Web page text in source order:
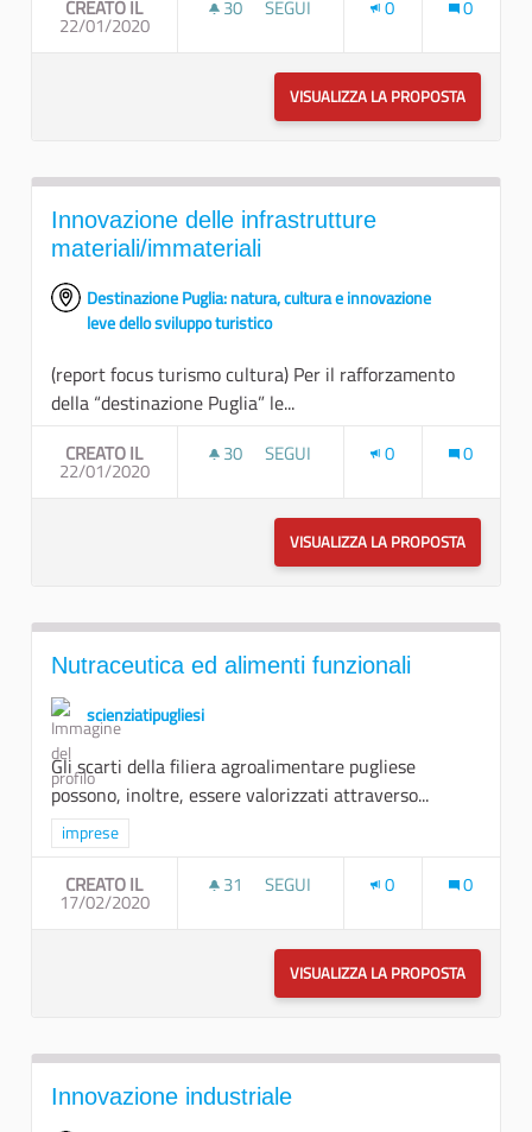
CREATO IL
22/01/2020
30 30 SOSTENITORI
SEGUI 0 0
VISUALIZZA LA PROPOSTA
Innovazione delle infrastrutture
materiali/immateriali
Destinazione Puglia: natura, cultura e innovazione
leve dello sviluppo turistico
(report focus turismo cultura) Per il rafforzamento
della “destinazione Puglia” le...
CREATO IL
22/01/2020
30 30 SOSTENITORI
SEGUI 0 0
VISUALIZZA LA PROPOSTA
Nutraceutica ed alimenti funzionali
scienziatipugliesi
Gli scarti della filiera agroalimentare pugliese
possono, inoltre, essere valorizzati attraverso...
Filtra i risultati per categoria: imprese
imprese
CREATO IL
17/02/2020
31 31 SOSTENITORI
SEGUI 0 0
VISUALIZZA LA PROPOSTA
Innovazione industriale